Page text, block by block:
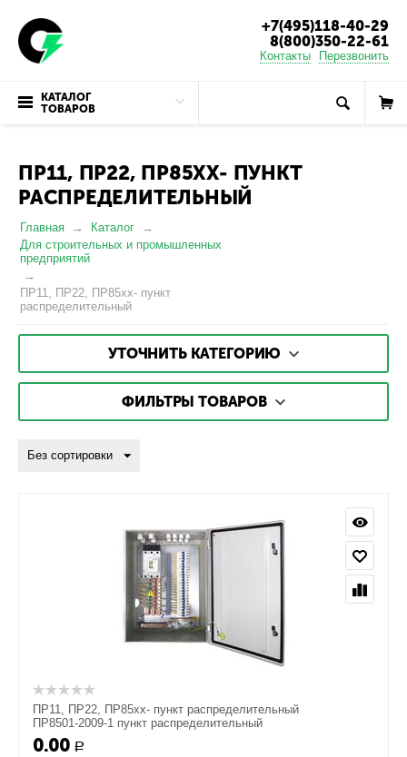
+7(495)118-40-29
8(800)350-22-61
Контакты Перезвонить
КАТАЛОГ
ТОВАРОВ
ПР11, ПР22, ПР85ХХ- ПУНКТ
РАСПРЕДЕЛИТЕЛЬНЫЙ
Главная
Каталог
Для строительных и промышленных
предприятий
ПР11, ПР22, ПР85хх- пункт
распределительный
УТОЧНИТЬ КАТЕГОРИЮ
ФИЛЬТРЫ ТОВАРОВ
Без сортировки
ПР11, ПР22, ПР85хх- пункт распределительный
ПР8501-2009-1 пункт распределительный
0.00 Р